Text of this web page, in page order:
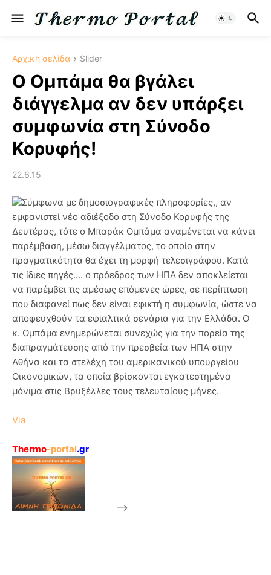
Αρχική σελίδα Slider
Ο Ομπάμα θα βγάλει
διάγγελμα αν δεν υπάρξει
συμφωνία στη Σύνοδο
Κορυφής!
22.6.15
Σύμφωνα με δημοσιογραφικές πληροφορίες,, αν
εμφανιστεί νέο αδιέξοδο στη Σύνοδο Κορυφής της
Δευτέρας, τότε ο Μπαράκ Ομπάμα αναμένεται να κάνει
παρέμβαση, μέσω διαγγέλματος, το οποίο στην
πραγματικότητα θα έχει τη μορφή τελεσιγράφου. Κατά
τις ίδιες πηγές.... ο πρόεδρος των ΗΠΑ δεν αποκλείεται
να παρέμβει τις αμέσως επόμενες ώρες, σε περίπτωση
που διαφανεί πως δεν είναι εφικτή η συμφωνία, ώστε να
αποφευχθούν τα εφιαλτικά σενάρια για την Ελλάδα. Ο
κ. Ομπάμα ενημερώνεται συνεχώς για την πορεία της
διαπραγμάτευσης από την πρεσβεία των ΗΠΑ στην
Αθήνα και τα στελέχη του αμερικανικού υπουργείου
Οικονομικών, τα οποία βρίσκονται εγκατεστημένα
μόνιμα στις Βρυξέλλες τους τελευταίους μήνες.
Via
Thermo-portal.gr
-->